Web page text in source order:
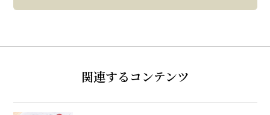
関連するコンテンツ